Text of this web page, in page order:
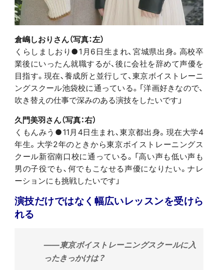
倉嶋しおりさん（写真：左）
くらしましおり●1月6日生まれ、宮城県出身。高校卒
業後にいったん就職するが、後に会社を辞めて声優を
目指す。現在、養成所と並行して、東京ボイストレーニ
ングスクール池袋校に通っている。「洋画好きなので、
吹き替えの仕事で深みのある演技をしたいです」
久門美羽さん（写真：右）
くもんみう●11月4日生まれ、東京都出身。現在大学4
年生。大学2年のときから東京ボイストレーニングス
クール新宿南口校に通っている。「高い声も低い声も
男の子役でも、何でもこなせる声優になりたい。ナレ
ーションにも挑戦したいです」
演技だけではなく幅広いレッスンを受けら
れる
――東京ボイストレーニングスクールに入
ったきっかけは？